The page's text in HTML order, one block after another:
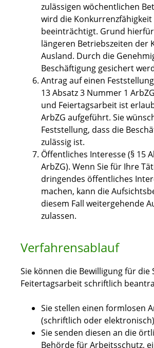
zulässigen wöchentlichen
wird die
beeinträchtigt. Grund
längeren Betriebszeiten der
Ausland. Durch die
Beschäftigung gesichert
Antrag auf einen
13 Absatz 3 Nummer 1
und Feiertagsarbeit ist
ArbZG aufgeführt. Sie
Feststellung, dass die
zulässig ist.
Öffentliches Interesse (§ 15
ArbZG). Wenn Sie für Ihre
dringendes öffentliches
machen, kann die
diesem Fall weitergehende
zulassen.
Verfahrensablauf
Sie können die Bewilligung für die
Feitertagsarbeit schriftlich
Sie stellen einen formlosen
(schriftlich oder
Sie senden diesen an die
Behörde für Arbeitsschutz,